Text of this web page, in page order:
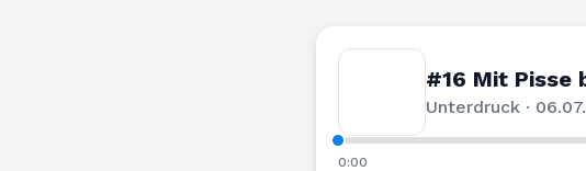
#16 Mit Pisse
Unterdruck ·
0:00